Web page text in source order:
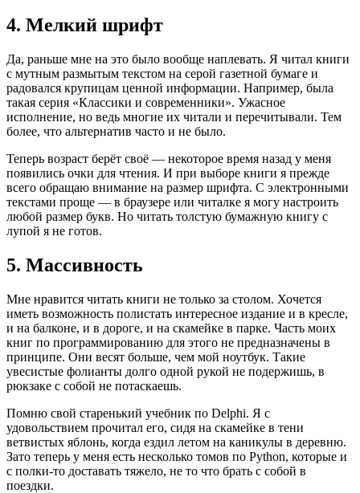
4. Мелкий шрифт
Да, раньше мне на это было вообще наплевать. Я читал книги
с мутным размытым текстом на серой газетной бумаге и
радовался крупицам ценной информации. Например, была
такая серия «Классики и современники». Ужасное
исполнение, но ведь многие их читали и перечитывали. Тем
более, что альтернатив часто и не было.
Теперь возраст берёт своё — некоторое время назад у меня
появились очки для чтения. И при выборе книги я прежде
всего обращаю внимание на размер шрифта. С электронными
текстами проще — в браузере или читалке я могу настроить
любой размер букв. Но читать толстую бумажную книгу с
лупой я не готов.
5. Массивность
Мне нравится читать книги не только за столом. Хочется
иметь возможность полистать интересное издание и в кресле,
и на балконе, и в дороге, и на скамейке в парке. Часть моих
книг по программированию для этого не предназначены в
принципе. Они весят больше, чем мой ноутбук. Такие
увесистые фолианты долго одной рукой не подержишь, в
рюкзаке с собой не потаскаешь.
Помню свой старенький учебник по Delphi. Я с
удовольствием прочитал его, сидя на скамейке в тени
ветвистых яблонь, когда ездил летом на каникулы в деревню.
Зато теперь у меня есть несколько томов по Python, которые и
с полки-то доставать тяжело, не то что брать с собой в
поездки.